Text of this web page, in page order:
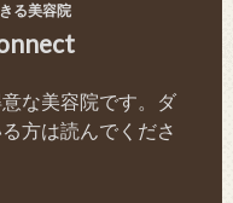
る美容院
な美容院です。ダ
方は読んでくださ